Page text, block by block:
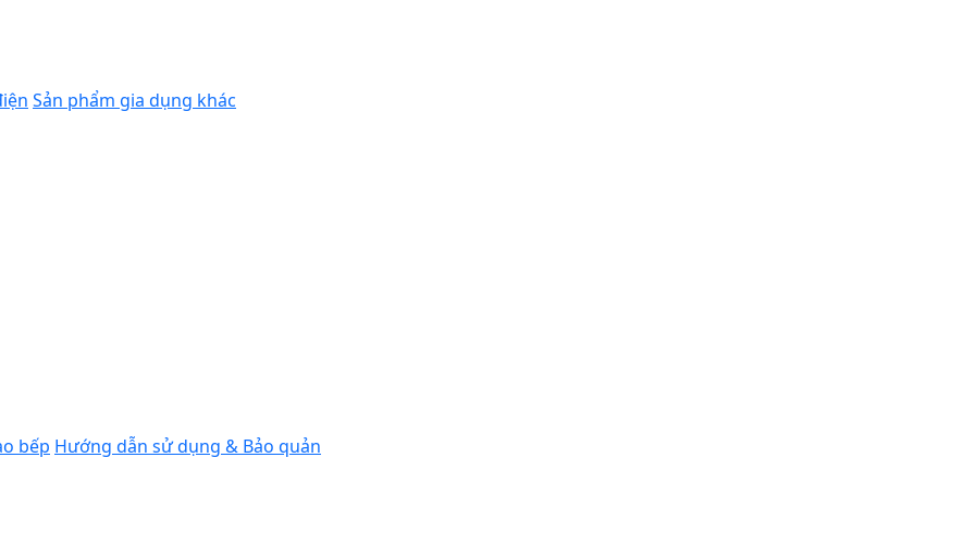
Sản phẩm gia dụng khác
bếp Hướng dẫn sử dụng & Bảo quản
giữ nhiệt Zojirushi tốt nhất
lạnh, thức ăn mất mùi, đó là trải nghiệm không ít người gặp phải khi dùng hộp nhựa thông
sản phẩm hiện có, cách chọn phù hợp với nhu cầu và cách dùng đúng để phát huy tối đa hiệu quả
cách nhiệt chân không trong hộp đựng cơm
không, tương tự công nghệ đã được thương hiệu này phát triển và hoàn thiện trên các dòng bình giữ
khoảng không giữa hai lớp được hút chân không hoàn toàn. Chân không đồng nghĩa với việc không
nhiệt chủ yếu nên nhiệt lượng bên trong gần như không thể thoát ra ngoài theo con đường đối